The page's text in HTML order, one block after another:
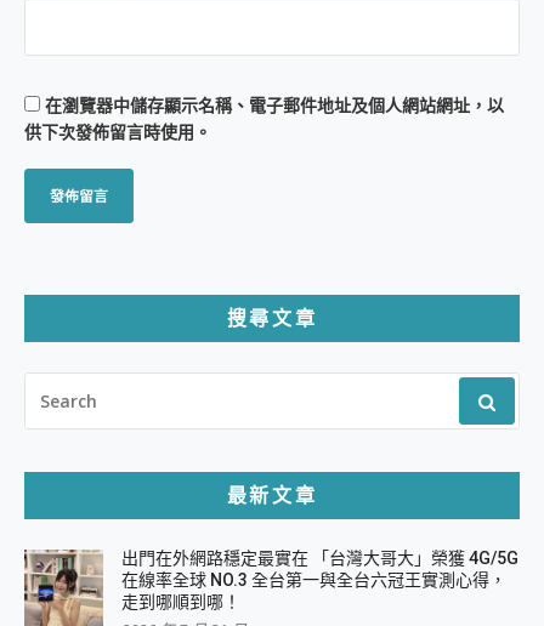
在瀏覽器中儲存顯示名稱、電子郵件地址及個人網站網址，以
供下次發佈留言時使用。
搜尋文章
FOR:
最新文章
出門在外網路穩定最實在 「台灣大哥大」榮獲 4G/5G
在線率全球 NO.3 全台第一與全台六冠王實測心得，
走到哪順到哪！